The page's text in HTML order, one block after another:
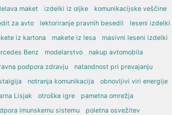
maket
izdelki iz oljke
komunikacijske veščine
za avto
lektoriranje pravnih besedil
leseni izdelki
iz kartona
makete iz lesa
masivni leseni izdelki
Benz
modelarstvo
nakup avtomobila
podpora zdravju
natandnost pri prevajanju
notranja komunikacija
obnovljivi viri energije
Lisjak
otroške igre
pametna omrežja
imunskemu sistemu
poletna osvežitev